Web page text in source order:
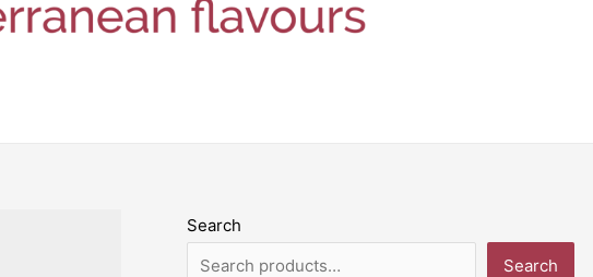
Search
Search